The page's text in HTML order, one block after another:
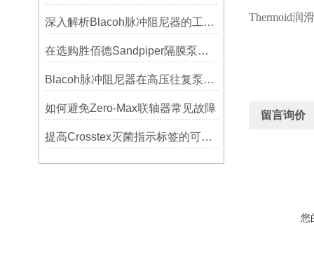
深入解析Blacoh脉冲阻尼器的工作原理与应用
在选购胜佰德Sandpiper隔膜泵时应该注意哪些关键参数？
Blacoh脉冲阻尼器在高压往复泵系统中的应用
如何避免Zero-Max联轴器常见故障
提高Crosstex灭菌指示标签的可见性和识别度的方法
Thermoid润
留言询价
您